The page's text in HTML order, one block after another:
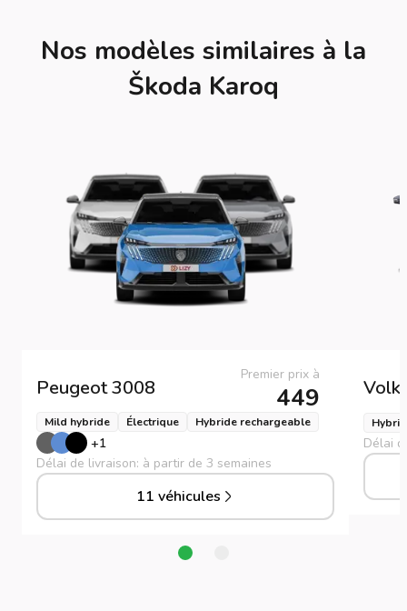
Nos modèles similaires à la
Škoda Karoq
Peugeot3008
Premier prix à
449
Mild hybride Électrique Hybride rechargeable
+1
Délai de livraison: à partir de 3 semaines
11 véhicules
Délai